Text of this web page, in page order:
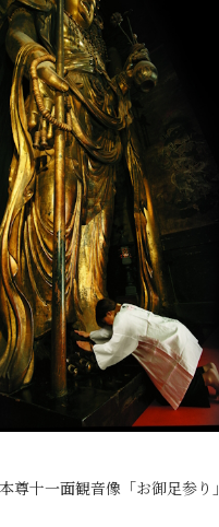
尊十一面観音像「お御足参り」